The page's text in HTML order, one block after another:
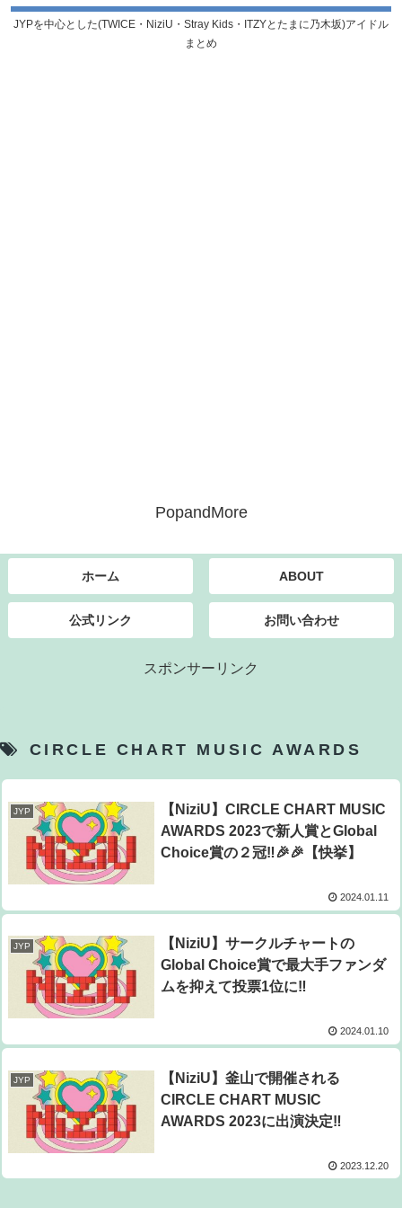
JYPを中心とした(TWICE・NiziU・Stray Kids・ITZYとたまに乃木坂)アイドル
まとめ
PopandMore
ホーム ABOUT
公式リンク お問い合わせ
スポンサーリンク
CIRCLE CHART MUSIC AWARDS
JYP
【NiziU】CIRCLE CHART MUSIC
AWARDS 2023で新人賞とGlobal
Choice賞の２冠‼🎉🎉【快挙】
2024.01.11
JYP
【NiziU】サークルチャートの
Global Choice賞で最大手ファンダ
ムを抑えて投票1位に‼
2024.01.10
JYP
【NiziU】釜山で開催される
CIRCLE CHART MUSIC
AWARDS 2023に出演決定‼
2023.12.20